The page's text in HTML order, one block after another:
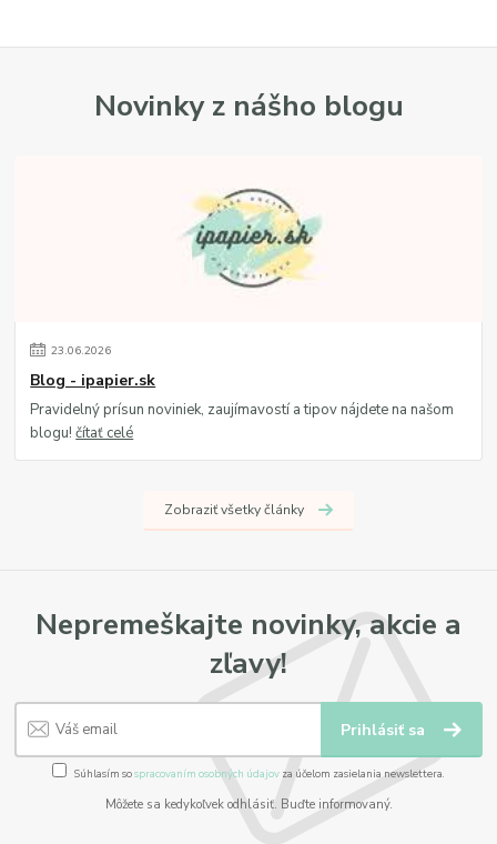
Novinky z nášho blogu
23.06.2026
Blog - ipapier.sk
Pravidelný prísun noviniek, zaujímavostí a tipov nájdete na našom
blogu!čítať celé
Zobraziť všetky články
Nepremeškajte novinky, akcie a
zľavy!
Prihlásiť sa
Súhlasím sospracovaním osobných údajov za účelom zasielania newslettera.
Môžete sa kedykoľvek odhlásiť. Buďte informovaný.